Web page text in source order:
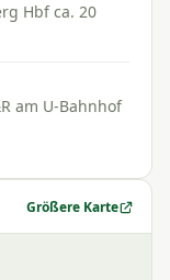
Hbf ca. 20
am U-Bahnhof
Größere Karte